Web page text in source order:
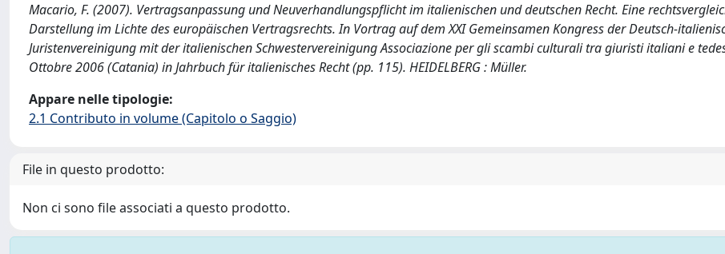
Macario, F. (2007). Vertragsanpassung und Neuverhandlungspflicht im italienischen und deutschen Recht. Eine
Darstellung im Lichte des europäischen Vertragsrechts. In Vortrag auf dem XXI Gemeinsamen Kongress der Deutsch-
Juristenvereinigung mit der italienischen Schwestervereinigung Associazione per gli scambi culturali tra giuristi italiani e
Ottobre 2006 (Catania) in Jahrbuch für italienisches Recht (pp. 115). HEIDELBERG : Müller.
Appare nelle tipologie:
2.1 Contributo in volume (Capitolo o Saggio)
File in questo prodotto:
Non ci sono file associati a questo prodotto.